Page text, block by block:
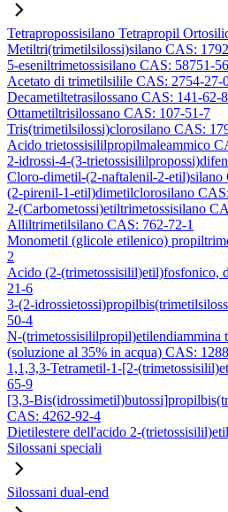
Tetrapropossisilano Tetrapropil
Metiltri(trimetilsilossi)silano CAS:
5-eseniltrimetossisilano CAS: 58751-
Acetato di trimetilsilile CAS: 2754-27-
Decametiltetrasilossano CAS: 141-62-8
Ottametiltrisilossano CAS: 107-51-7
Tris(trimetilsilossi)clorosilano CAS:
Acido trietossisililpropilmaleammico
2-idrossi-4-(3-
Cloro-dimetil-(2-naftalenil-2-etil)silano
(2-pirenil-1-etil)dimetilclorosilano
2-(Carbometossi)etiltrimetossisilano
Alliltrimetilsilano CAS: 762-72-1
Monometil (glicole etilenico)
2
Acido (2-(trimetossisilil)etil)fosfonico,
21-6
3-(2-
50-4
N-(trimetossisililpropil)etilendiammina
(soluzione al 35% in acqua) CAS:
1,1,3,3-Tetrametil-1-[2-
65-9
[3,3-
CAS: 4262-92-4
Dietilestere dell'acido 2-
Silossani speciali
Silossani dual-end